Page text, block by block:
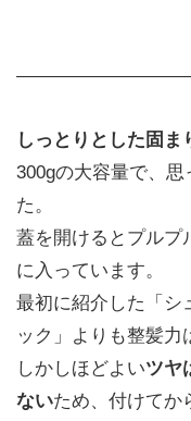
しっとりとした固ま
300gの大容量で、
た。
蓋を開けるとプルプ
に入っています。
最初に紹介した「シ
ック」よりも整髪力
しかしほどよいツヤ
ないため、付けてか